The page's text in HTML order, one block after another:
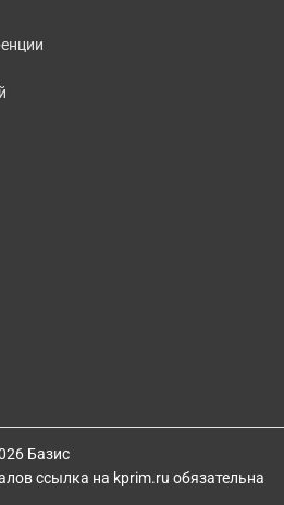
Базис
ссылка на kprim.ru обязательна